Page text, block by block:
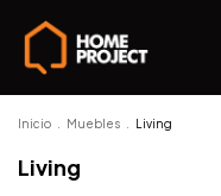
Inicio Muebles Living
Living